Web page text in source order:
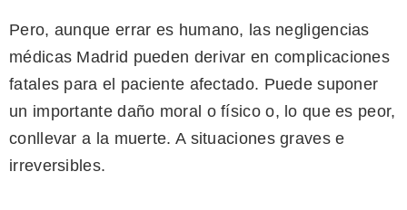
Pero, aunque errar es humano, las negligencias
médicas Madrid pueden derivar en complicaciones
fatales para el paciente afectado. Puede suponer
un importante daño moral o físico o, lo que es peor,
conllevar a la muerte. A situaciones graves e
irreversibles.